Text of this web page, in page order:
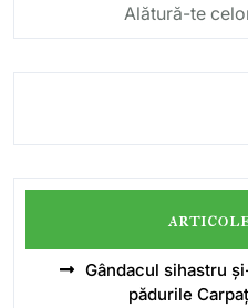
Alătură-te
Gândacul sihastru
pădurile